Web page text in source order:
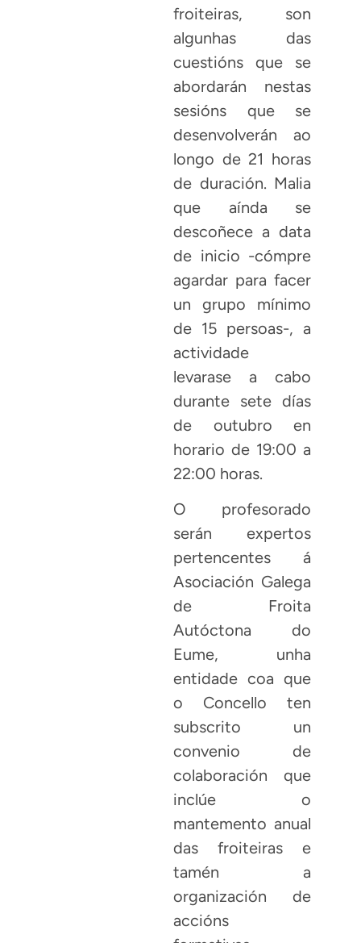
froiteiras, son
algunhas das
cuestións que se
abordarán nestas
sesións que se
desenvolverán ao
longo de 21 horas
de duración. Malia
que aínda se
descoñece a data
de inicio -cómpre
agardar para facer
un grupo mínimo
de 15 persoas-, a
actividade
levarase a cabo
durante sete días
de outubro en
horario de 19:00 a
22:00 horas.
O profesorado
serán expertos
pertencentes á
Asociación Galega
de Froita
Autóctona do
Eume, unha
entidade coa que
o Concello ten
subscrito un
convenio de
colaboración que
inclúe o
mantemento anual
das froiteiras e
tamén a
organización de
accións